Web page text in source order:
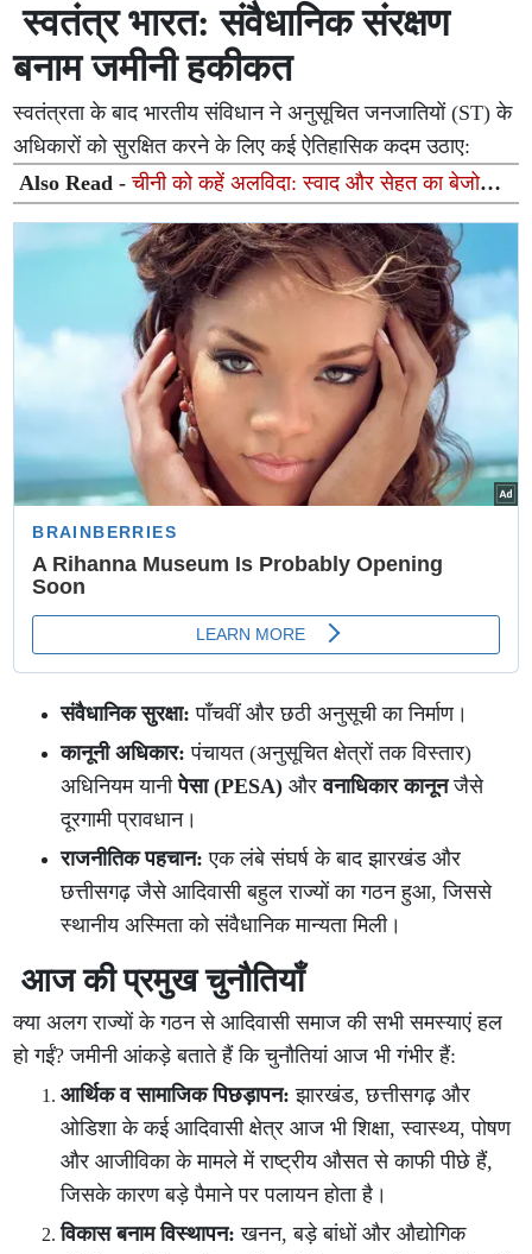
स्वतंत्र भारत: संवैधानिक संरक्षण
बनाम जमीनी हकीकत
स्वतंत्रता के बाद भारतीय संविधान ने अनुसूचित जनजातियों (ST) के
अधिकारों को सुरक्षित करने के लिए कई ऐतिहासिक कदम उठाए:
Also Read -चीनी को कहें अलविदा: स्वाद और सेहत का बेजोड़
संगम हैं गुड़ से बनी ये 4 मिठाइयाँ, यहाँ जानें आसान रेसिपीज़
संवैधानिक सुरक्षा: पाँचवीं और छठी अनुसूची का निर्माण।
कानूनी अधिकार: पंचायत (अनुसूचित क्षेत्रों तक विस्तार)
अधिनियम यानीपेसा (PESA) औरवनाधिकार कानूनजैसे
दूरगामी प्रावधान।
राजनीतिक पहचान: एक लंबे संघर्ष के बाद झारखंड और
छत्तीसगढ़ जैसे आदिवासी बहुल राज्यों का गठन हुआ, जिससे
स्थानीय अस्मिता को संवैधानिक मान्यता मिली।
आज की प्रमुख चुनौतियाँ
क्या अलग राज्यों के गठन से आदिवासी समाज की सभी समस्याएं हल
हो गईं? जमीनी आंकड़े बताते हैं कि चुनौतियां आज भी गंभीर हैं:
आर्थिक व सामाजिक पिछड़ापन: झारखंड, छत्तीसगढ़ और
ओडिशा के कई आदिवासी क्षेत्र आज भी शिक्षा, स्वास्थ्य, पोषण
और आजीविका के मामले में राष्ट्रीय औसत से काफी पीछे हैं,
जिसके कारण बड़े पैमाने पर पलायन होता है।
विकास बनाम विस्थापन: खनन, बड़े बांधों और औद्योगिक